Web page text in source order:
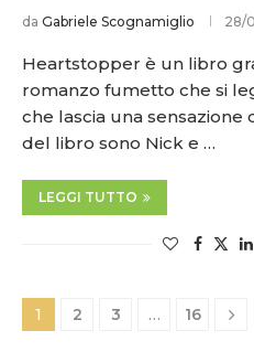
da Gabriele Scognamiglio 28/
Heartstopper è un libro
romanzo fumetto che si
che lascia una
del libro sono Nick e …
LEGGI TUTTO
1 2 3 … 16